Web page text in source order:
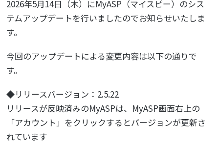
2026年5月14日（木）にMyASP（マイスピー）のシス
テムアップデートを行いましたのでお知らせいたしま
す。
今回のアップデートによる変更内容は以下の通りで
す。
◆リリースバージョン：2.5.22
リリースが反映済みのMyASPは、MyASP画面右上の
「アカウント」をクリックするとバージョンが更新さ
れています